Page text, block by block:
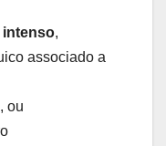
intenso,
associado a
, ou